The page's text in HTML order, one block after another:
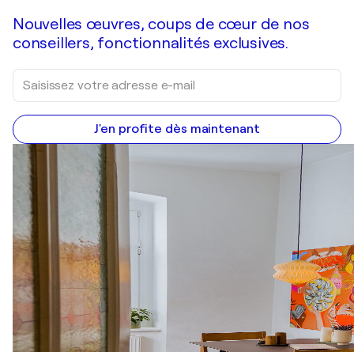
Nouvelles œuvres, coups de cœur de nos
conseillers, fonctionnalités exclusives.
J'en profite dès maintenant